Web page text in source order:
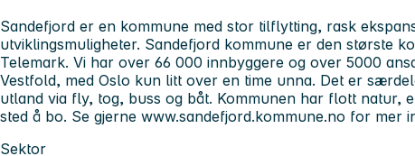
Sandefjord er en kommune med stor tilflytting, rask
utviklingsmuligheter. Sandefjord kommune er den største
Telemark. Vi har over 66 000 innbyggere og over 5000
Vestfold, med Oslo kun litt over en time unna. Det er
utland via fly, tog, buss og båt. Kommunen har flott natur,
sted å bo. Se gjerne www.sandefjord.kommune.no for mer
Sektor